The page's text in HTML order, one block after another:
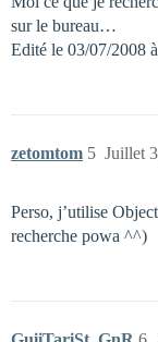
sur le bureau…
Edité le 03/07/2008
zetomtom Juillet
5
Perso, j’utilise
recherche powa ^^)